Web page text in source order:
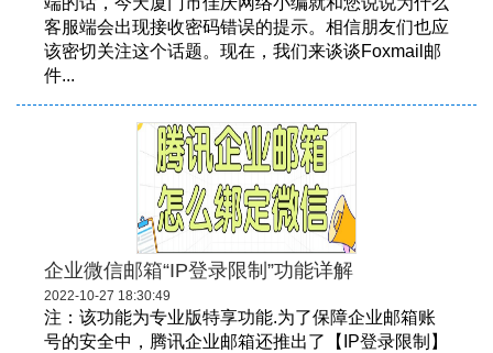
客服端会出现接收密码错误的提示。相信朋友们也应
该密切关注这个话题。现在，我们来谈谈Foxmail邮
件...
企业微信邮箱“IP登录限制”功能详解
2022-10-27 18:30:49
注：该功能为专业版特享功能.为了保障企业邮箱账
号的安全中，腾讯企业邮箱还推出了【IP登录限制】